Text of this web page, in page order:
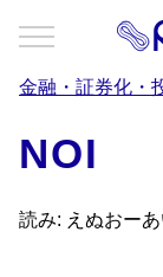
金融・証券化・
NOI
読み: えぬおー